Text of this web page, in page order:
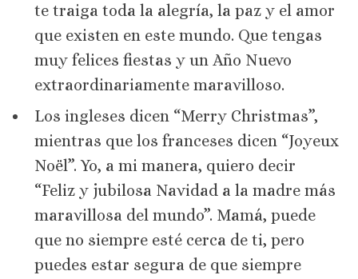
te traiga toda la alegría, la paz y el amor
que existen en este mundo. Que tengas
muy felices fiestas y un Año Nuevo
extraordinariamente maravilloso.
Los ingleses dicen “Merry Christmas”,
mientras que los franceses dicen “Joyeux
Noël”. Yo, a mi manera, quiero decir
“Feliz y jubilosa Navidad a la madre más
maravillosa del mundo”. Mamá, puede
que no siempre esté cerca de ti, pero
puedes estar segura de que siempre